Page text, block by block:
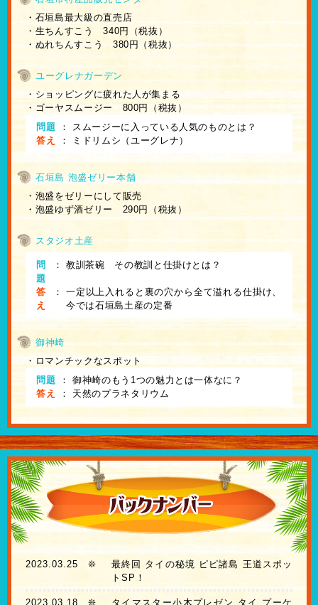
・石垣島最大級の直売店
・生ちんすこう 340円（税抜）
・ぬれちんすこう 380円（税抜）
ユーグレナガーデン
・ショッピングに疲れた人が集まる
・ゴーヤスムージー 800円（税抜）
問題
： スムージーに入っている人気のものとは？
答え
： ミドリムシ（ユーグレナ）
石垣島 泡盛ゼリー本舗
・泡盛をゼリーにして販売
・泡盛ゆず酒ゼリー 290円（税抜）
スタジオ土産
問
題
： 教訓茶碗 その教訓と仕掛けとは？
答
え
： 一定以上入れると裏の穴から全て溢れる仕掛け、
今では石垣島土産の定番
御神崎
・ロマンチックなスポット
問題
： 御神崎のもう1つの魅力とは一体なに？
答え
： 天然のプラネタリウム
2023.03.25 ❊
最終回 タイの秘境 ピピ諸島 王道スポッ
トSP！
2023.03.18 ❊
タイマスター小木プレゼン タイ プーケ